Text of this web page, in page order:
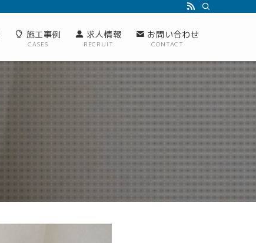
施工事例
CASES
求人情報
RECRUIT
お問い合わせ
CONTACT